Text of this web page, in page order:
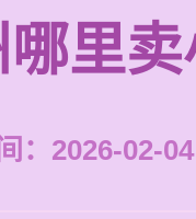
里
：2026-02-